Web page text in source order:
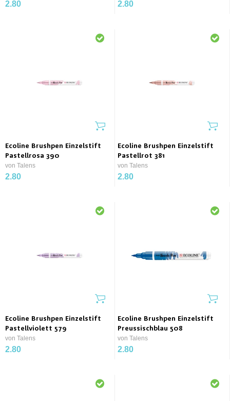
2.80 2.80
Ecoline Brushpen Einzelstift
Pastellrosa 390
von Talens
2.80
Ecoline Brushpen Einzelstift
Pastellrot 381
von Talens
2.80
Ecoline Brushpen Einzelstift
Pastellviolett 579
von Talens
2.80
Ecoline Brushpen Einzelstift
Preussischblau 508
von Talens
2.80